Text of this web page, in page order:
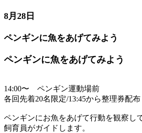
8月28日
ペンギンに魚をあげてみよう
ペンギンに魚をあげてみよう
14:00〜 ペンギン運動場前
各回先着20名限定/13:45から整理券配布
ペンギンにお魚をあげて行動を観察し
飼育員がガイドします。